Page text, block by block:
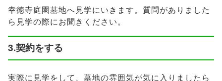
幸徳寺庭園墓地へ見学にいきます。質問がありました
ら見学の際にお聞きください。
3.契約をする
実際に見学をして、墓地の雰囲気が気に入りましたら